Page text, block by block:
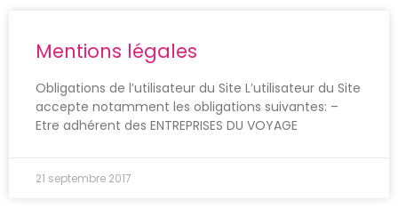
Mentions légales
Obligations de l’utilisateur du Site L’utilisateur du Site
accepte notamment les obligations suivantes: –
Etre adhérent des ENTREPRISES DU VOYAGE
21 septembre 2017